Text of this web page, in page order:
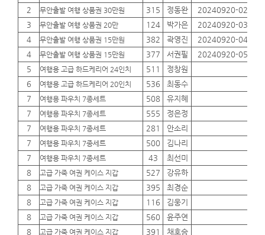
2
무안출발 여행 상품권 30만원 315 정동완 20240920-02
3
무안출발 여행 상품권 20만 124 박가은 20240920-03
4
무안출발 여행 상품권 15만원 382 곽영진 20240920-04
4
무안출발 여행 상품권 15만원 377 서권필 20240920-05
5
여행용 고급 하드케리어 24인치 511 정창원
6
여행용 고급 하드케리어 20인치 536 최동수
7
여행용 파우치 7종세트 508 유지혜
7
여행용 파우치 7종세트 555 정은정
7
여행용 파우치 7종세트 281 안소리
7
여행용 파우치 7종세트 500 김나리
7
여행용 파우치 7종세트 43 최선미
8
고급 가죽 여권 케이스 지갑 527 강유하
8
고급 가죽 여권 케이스 지갑 395 최경순
8
고급 가죽 여권 케이스 지갑 116 김웅기
8
고급 가죽 여권 케이스 지갑 560 윤주연
8
고급 가죽 여권 케이스 지갑 391 채호승